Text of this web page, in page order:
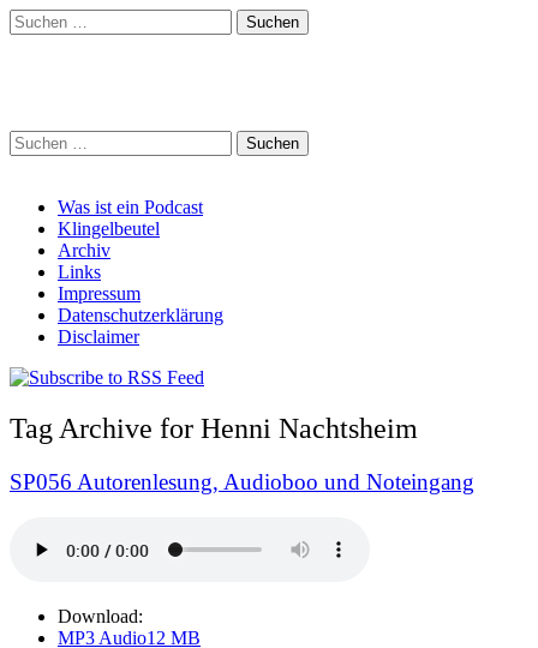
Suchen
nach:
Suchen
nach:
Main
menu
Skip
content
Was ist ein Podcast
Klingelbeutel
Archiv
Links
Impressum
Datenschutzerklärung
Disclaimer
Tag Archive for Henni Nachtsheim
SP056 Autorenlesung, Audioboo und Noteingang
Download:
MP3 Audio12 MB